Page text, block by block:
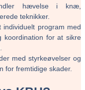
hævelse i knæ,
teknikker.
individuelt program med
koordination for at sikre
med styrkeøvelser og
for fremtidige skader.